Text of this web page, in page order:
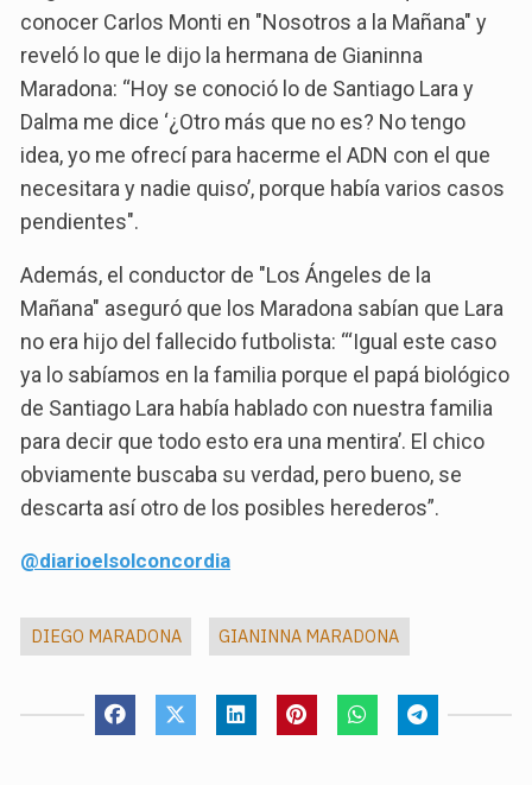
conocer Carlos Monti en "Nosotros a la Mañana" y
reveló lo que le dijo la hermana de Gianinna
Maradona: “Hoy se conoció lo de Santiago Lara y
Dalma me dice ‘¿Otro más que no es? No tengo
idea, yo me ofrecí para hacerme el ADN con el que
necesitara y nadie quiso’, porque había varios casos
pendientes".
Además, el conductor de "Los Ángeles de la
Mañana" aseguró que los Maradona sabían que Lara
no era hijo del fallecido futbolista: “‘Igual este caso
ya lo sabíamos en la familia porque el papá biológico
de Santiago Lara había hablado con nuestra familia
para decir que todo esto era una mentira’. El chico
obviamente buscaba su verdad, pero bueno, se
descarta así otro de los posibles herederos”.
@diarioelsolconcordia
DIEGO MARADONA GIANINNA MARADONA